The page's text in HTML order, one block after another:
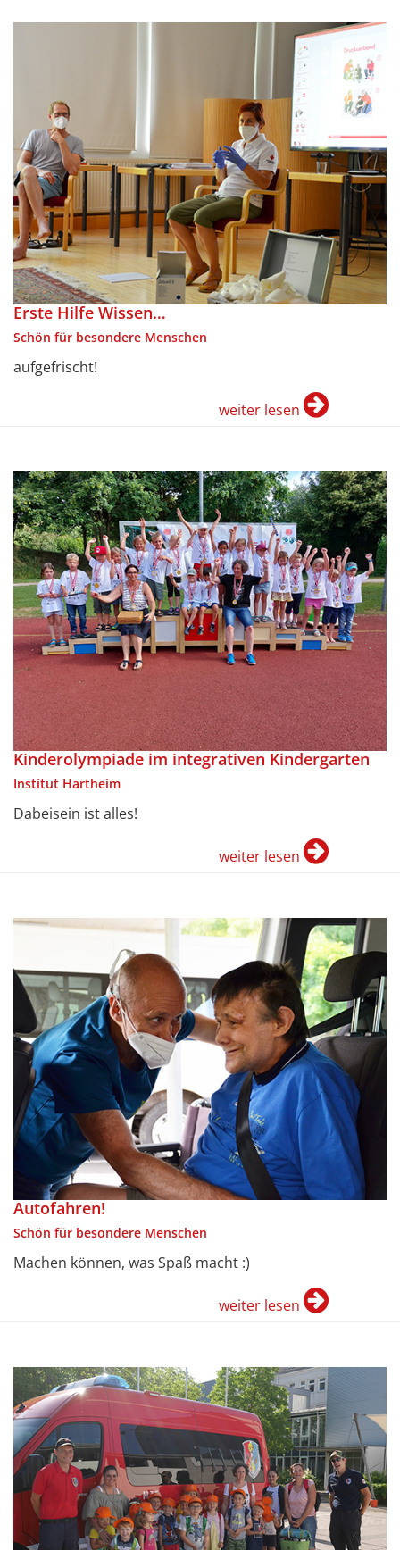
Erste Hilfe Wissen…
Schön für besondere Menschen
aufgefrischt!
weiter lesen
Kinderolympiade im integrativen Kindergarten
Institut Hartheim
Dabeisein ist alles!
weiter lesen
Autofahren!
Schön für besondere Menschen
Machen können, was Spaß macht :)
weiter lesen